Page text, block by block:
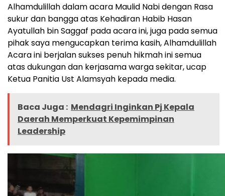
Alhamdulillah dalam acara Maulid Nabi dengan Rasa
sukur dan bangga atas Kehadiran Habib Hasan
Ayatullah bin Saggaf pada acara ini, juga pada semua
pihak saya mengucapkan terima kasih, Alhamdulillah
Acara ini berjalan sukses penuh hikmah ini semua
atas dukungan dan kerjasama warga sekitar, ucap
Ketua Panitia Ust Alamsyah kepada media.
Baca Juga : Mendagri Inginkan Pj Kepala
Daerah Memperkuat Kepemimpinan
Leadership